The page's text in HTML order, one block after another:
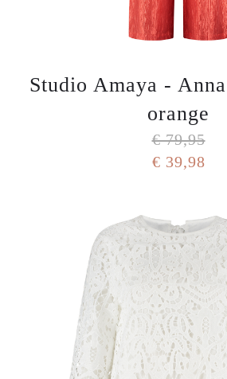
Studio Amaya -
orange
€ 79,95
€ 39,98